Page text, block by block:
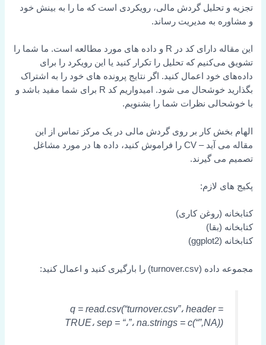
تجزیه و تحلیل گردش مالی، رویکردی است که ما را به بینش خود
و مشاوره به مدیریت رساند.
این مقاله دارای کد در R و داده های مورد مطالعه است. ما شما را
تشویق می‌کنیم که تحلیل را تکرار کنید یا این رویکرد را برای
داده‌های خود اعمال کنید. اگر نتایج پرونده های خود را به اشتراک
بگذارید خوشحال می شود. امیدواریم کد R برای شما مفید باشد و
با خوشحالی نظرات شما را بشنویم.
الهام بخش کار بر روی گردش مالی در یک مرکز تماس از این
مقاله می آید – CV را فراموش کنید، داده ها در مورد مشاغل
تصمیم می گیرند.
پکیج های لازم:
کتابخانه (روغن کاری)
کتابخانه (بقا)
کتابخانه (ggplot2)
مجموعه داده (turnover.csv) را بارگیری کنید و اعمال کنید:
q = read.csv(“turnover.csv”، header =
TRUE، sep = “،”، na.strings = c(“”,NA))